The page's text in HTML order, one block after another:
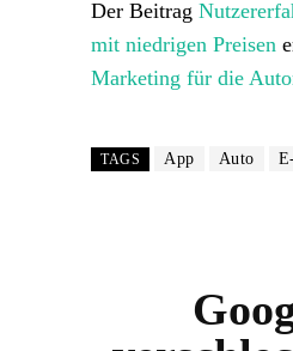
Der Beitrag
mit niedrigen Preisen
Marketing für die
TAGS App Auto